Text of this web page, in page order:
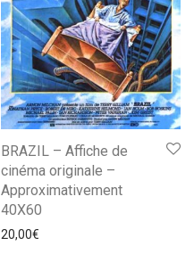
BRAZIL – Affiche de
cinéma originale –
Approximativement
40X60
20,00€